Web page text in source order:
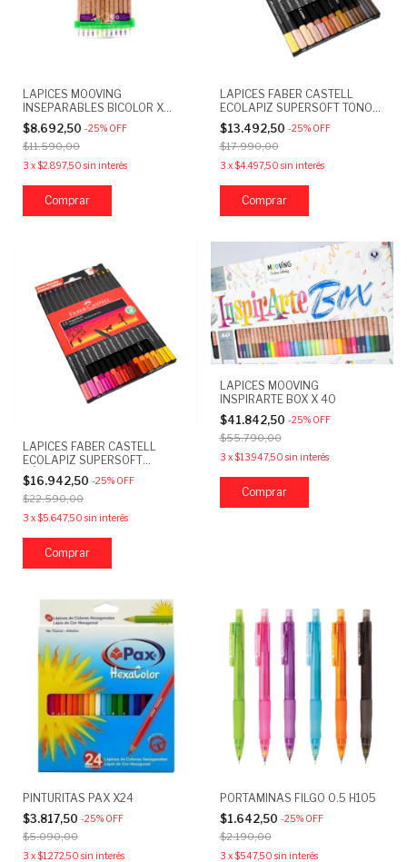
LAPICES MOOVING
INSEPARABLES BICOLOR X
12=24 COLORES
$8.692,50 -25% OFF
$11.590,00
3 x$2.897,50 sin interés
LAPICES FABER CASTELL
ECOLAPIZ SUPERSOFT TONOS
PIEL X12
$13.492,50 -25% OFF
$17.990,00
3 x$4.497,50 sin interés
LAPICES FABER CASTELL
ECOLAPIZ SUPERSOFT
CÁLIDOS X15
$16.942,50 -25% OFF
$22.590,00
3 x$5.647,50 sin interés
LAPICES MOOVING
INSPIRARTE BOX X 40
$41.842,50 -25% OFF
$55.790,00
3 x$13.947,50 sin interés
PINTURITAS PAX X24
$3.817,50 -25% OFF
$5.090,00
3 x$1.272,50 sin interés
PORTAMINAS FILGO 0.5 H105
$1.642,50 -25% OFF
$2.190,00
3 x$547,50 sin interés